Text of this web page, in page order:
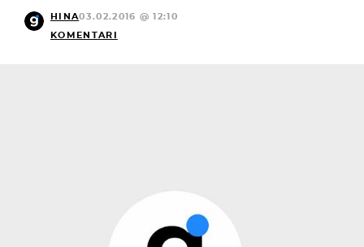
HINA03.02.2016 @ 12:10
KOMENTARI